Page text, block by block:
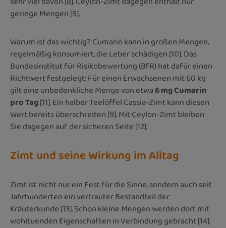
geringe Mengen [9].
Warum ist das wichtig? Cumarin kann in großen Mengen,
regelmäßig konsumiert, die Leber schädigen [10]. Das
Bundesinstitut für Risikobewertung (BfR) hat dafür einen
Richtwert festgelegt: Für einen Erwachsenen mit 60 kg
gilt eine unbedenkliche Menge von etwa6 mg Cumarin
pro Tag[11]. Ein halber Teelöffel Cassia-Zimt kann diesen
Wert bereits überschreiten [9]. Mit Ceylon-Zimt bleiben
Sie dagegen auf der sicheren Seite [12].
Zimt und seine Wirkung im Alltag
Zimt ist nicht nur ein Fest für die Sinne, sondern auch seit
Jahrhunderten ein vertrauter Bestandteil der
Kräuterkunde [13]. Schon kleine Mengen werden dort mit
wohltuenden Eigenschaften in Verbindung gebracht [14].